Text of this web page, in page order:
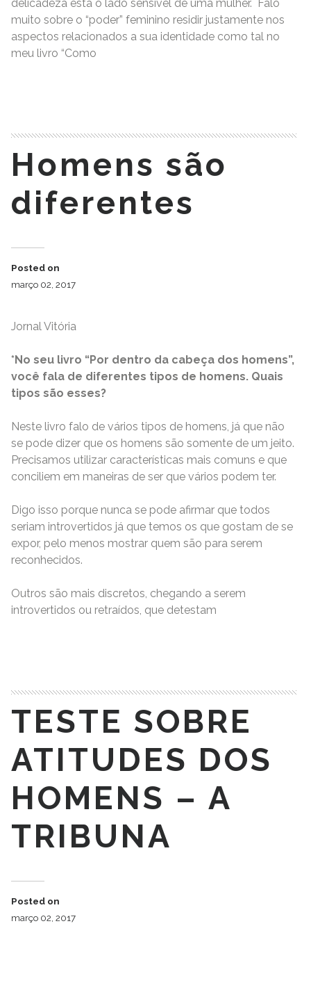
delicadeza está o lado sensível de uma mulher. Falo
muito sobre o “poder” feminino residir justamente nos
aspectos relacionados a sua identidade como tal no
meu livro “Como
Homens são
diferentes
Posted on
março 02, 2017
Jornal Vitória
*No seu livro “Por dentro da cabeça dos homens”,
você fala de diferentes tipos de homens. Quais
tipos são esses?
Neste livro falo de vários tipos de homens, já que não
se pode dizer que os homens são somente de um jeito.
Precisamos utilizar características mais comuns e que
conciliem em maneiras de ser que vários podem ter.
Digo isso porque nunca se pode afirmar que todos
seriam introvertidos já que temos os que gostam de se
expor, pelo menos mostrar quem são para serem
reconhecidos.
Outros são mais discretos, chegando a serem
introvertidos ou retraídos, que detestam
TESTE SOBRE
ATITUDES DOS
HOMENS – A
TRIBUNA
Posted on
março 02, 2017